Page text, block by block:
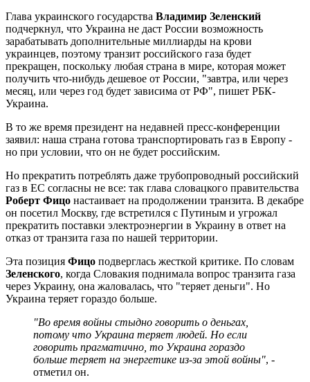
Глава украинского государства Владимир Зеленский
подчеркнул, что Украина не даст России возможность
зарабатывать дополнительные миллиарды на крови
украинцев, поэтому транзит российского газа будет
прекращен, поскольку любая страна в мире, которая может
получить что-нибудь дешевое от России, "завтра, или через
месяц, или через год будет зависима от РФ", пишет РБК-
Украина.
В то же время президент на недавней пресс-конференции
заявил: наша страна готова транспортировать газ в Европу -
но при условии, что он не будет российским.
Но прекратить потреблять даже трубопроводный российский
газ в ЕС согласны не все: так глава словацкого правительства
Роберт Фицо настаивает на продолжении транзита. В декабре
он посетил Москву, где встретился с Путиным и угрожал
прекратить поставки электроэнергии в Украину в ответ на
отказ от транзита газа по нашей территории.
Эта позиция Фицо подверглась жесткой критике. По словам
Зеленского, когда Словакия поднимала вопрос транзита газа
через Украину, она жаловалась, что "теряет деньги". Но
Украина теряет гораздо больше.
"Во время войны стыдно говорить о деньгах,
потому что Украина теряет людей. Но если
говорить прагматично, то Украина гораздо
больше теряет на энергетике из-за этой войны", -
отметил он.